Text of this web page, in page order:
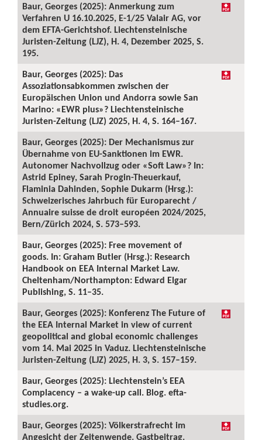
Baur, Georges (2025): Anmerkung zum
Verfahren U 16.10.2025, E-1/25 Valair AG, vor
dem EFTA-Gerichtshof. Liechtensteinische
Juristen-Zeitung (LJZ), H. 4, Dezember 2025, S.
195.
Baur, Georges (2025): Das
Assoziationsabkommen zwischen der
Europäischen Union und Andorra sowie San
Marino: «EWR plus»? Liechtensteinische
Juristen-Zeitung (LJZ) 2025, H. 4, S. 164–167.
Baur, Georges (2025): Der Mechanismus zur
Übernahme von EU-Sanktionen im EWR.
Autonomer Nachvollzug oder «Soft Law»? In:
Astrid Epiney, Sarah Progin-Theuerkauf,
Flaminia Dahinden, Sophie Dukarm (Hrsg.):
Schweizerisches Jahrbuch für Europarecht /
Annuaire suisse de droit européen 2024/2025,
Bern/Zürich 2024, S. 573–593.
Baur, Georges (2025): Free movement of
goods. In: Graham Butler (Hrsg.): Research
Handbook on EEA Internal Market Law.
Cheltenham/Northampton: Edward Elgar
Publishing, S. 11–35.
Baur, Georges (2025): Konferenz The Future of
the EEA Internal Market in view of current
geopolitical and global economic challenges
vom 14. Mai 2025 in Vaduz. Liechtensteinische
Juristen-Zeitung (LJZ) 2025, H. 3, S. 157–159.
Baur, Georges (2025): Liechtenstein’s EEA
Complacency – a wake-up call. Blog. efta-
studies.org.
Baur, Georges (2025): Völkerstrafrecht im
Angesicht der Zeitenwende. Gastbeitrag.